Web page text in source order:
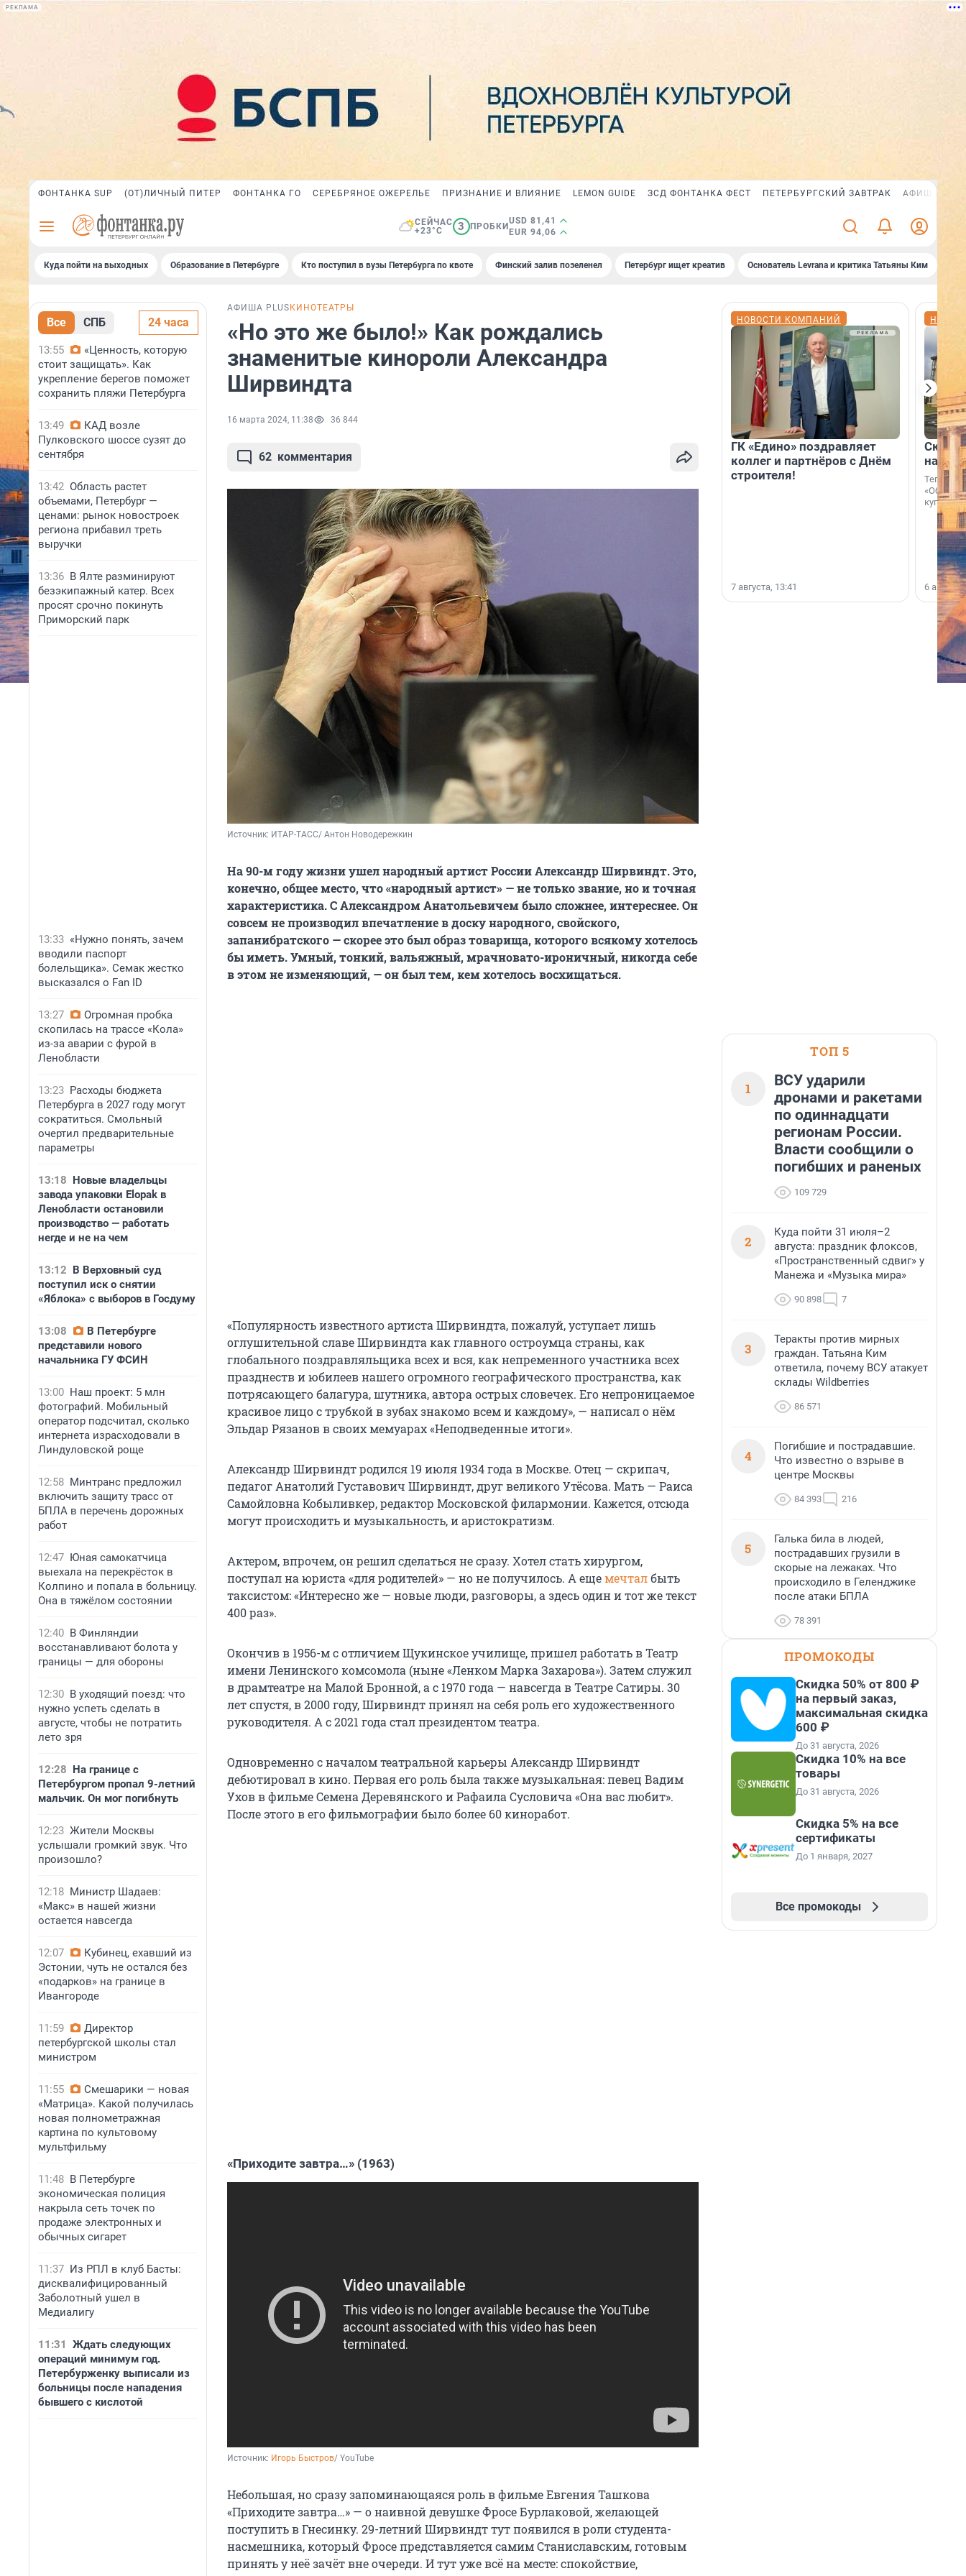
РЕКЛАМА
ФОНТАНКА SUP (ОТ)ЛИЧНЫЙ ПИТЕР ФОНТАНКА ГО СЕРЕБРЯНОЕ ОЖЕРЕЛЬЕ ПРИЗНАНИЕ И ВЛИЯНИЕ LEMON GUIDE ЗСД ФОНТАНКА ФЕСТ ПЕТЕРБУРГСКИЙ ЗАВТРАК АФИША PLUS
СЕЙЧАС
+23°C
3 ПРОБКИ
USD 81,41
EUR 94,06
Куда пойти на выходных Образование в Петербурге Кто поступил в вузы Петербурга по квоте Финский залив позеленел Петербург ищет креатив Основатель Levrana и критика Татьяны Ким
Все СПБ 24 часа
13:55
«Ценность, которую
стоит защищать». Как
укрепление берегов поможет
сохранить пляжи Петербурга
13:49
КАД возле
Пулковского шоссе сузят до
сентября
13:42 Область растет
объемами, Петербург —
ценами: рынок новостроек
региона прибавил треть
выручки
13:36 В Ялте разминируют
безэкипажный катер. Всех
просят срочно покинуть
Приморский парк
13:33 «Нужно понять, зачем
вводили паспорт
болельщика». Семак жестко
высказался о Fan ID
13:27
Огромная пробка
скопилась на трассе «Кола»
из-за аварии с фурой в
Ленобласти
13:23 Расходы бюджета
Петербурга в 2027 году могут
сократиться. Смольный
очертил предварительные
параметры
13:18 Новые владельцы
завода упаковки Elopak в
Ленобласти остановили
производство — работать
негде и не на чем
13:12 В Верховный суд
поступил иск о снятии
«Яблока» с выборов в Госдуму
13:08
В Петербурге
представили нового
начальника ГУ ФСИН
13:00 Наш проект: 5 млн
фотографий. Мобильный
оператор подсчитал, сколько
интернета израсходовали в
Линдуловской роще
12:58 Минтранс предложил
включить защиту трасс от
БПЛА в перечень дорожных
работ
12:47 Юная самокатчица
выехала на перекрёсток в
Колпино и попала в больницу.
Она в тяжёлом состоянии
12:40 В Финляндии
восстанавливают болота у
границы — для обороны
12:30 В уходящий поезд: что
нужно успеть сделать в
августе, чтобы не потратить
лето зря
12:28 На границе с
Петербургом пропал 9-летний
мальчик. Он мог погибнуть
12:23 Жители Москвы
услышали громкий звук. Что
произошло?
12:18 Министр Шадаев:
«Макс» в нашей жизни
остается навсегда
12:07
Кубинец, ехавший из
Эстонии, чуть не остался без
«подарков» на границе в
Ивангороде
11:59
Директор
петербургской школы стал
министром
11:55
Смешарики — новая
«Матрица». Какой получилась
новая полнометражная
картина по культовому
мультфильму
11:48 В Петербурге
экономическая полиция
накрыла сеть точек по
продаже электронных и
обычных сигарет
11:37 Из РПЛ в клуб Басты:
дисквалифицированный
Заболотный ушел в
Медиалигу
11:31
Ждать следующих
операций минимум год.
Петербурженку выписали из
больницы после нападения
бывшего с кислотой
АФИША PLUS КИНОТЕАТРЫ
«Но это же было!» Как рождались
знаменитые кинороли Александра
Ширвиндта
16 марта 2024, 11:38 36 844
62 комментария
Источник: ИТАР-ТАСС/ Антон Новодережкин
На 90-м году жизни ушел народный артист России Александр Ширвиндт. Это,
конечно, общее место, что «народный артист» — не только звание, но и точная
характеристика. С Александром Анатольевичем было сложнее, интереснее. Он
совсем не производил впечатление в доску народного, свойского,
запанибратского — скорее это был образ товарища, которого всякому хотелось
бы иметь. Умный, тонкий, вальяжный, мрачновато-ироничный, никогда себе
в этом не изменяющий, — он был тем, кем хотелось восхищаться.
«Популярность известного артиста Ширвиндта, пожалуй, уступает лишь
оглушительной славе Ширвиндта как главного остроумца страны, как
глобального поздравляльщика всех и вся, как непременного участника всех
празднеств и юбилеев нашего огромного географического пространства, как
потрясающего балагура, шутника, автора острых словечек. Его непроницаемое
красивое лицо с трубкой в зубах знакомо всем и каждому», — написал о нём
Эльдар Рязанов в своих мемуарах «Неподведенные итоги».
Александр Ширвиндт родился 19 июля 1934 года в Москве. Отец — скрипач,
педагог Анатолий Густавович Ширвиндт, друг великого Утёсова. Мать — Раиса
Самойловна Кобыливкер, редактор Московской филармонии. Кажется, отсюда
могут происходить и музыкальность, и аристократизм.
Актером, впрочем, он решил сделаться не сразу. Хотел стать хирургом,
поступал на юриста «для родителей» — но не получилось. А ещемечталбыть
таксистом: «Интересно же — новые люди, разговоры, а здесь один и тот же текст
400 раз».
Окончив в 1956-м с отличием Щукинское училище, пришел работать в Театр
имени Ленинского комсомола (ныне «Ленком Марка Захарова»). Затем служил
в драмтеатре на Малой Бронной, а с 1970 года — навсегда в Театре Сатиры. 30
лет спустя, в 2000 году, Ширвиндт принял на себя роль его художественного
руководителя. А с 2021 года стал президентом театра.
Одновременно с началом театральной карьеры Александр Ширвиндт
дебютировал в кино. Первая его роль была также музыкальная: певец Вадим
Ухов в фильме Семена Деревянского и Рафаила Сусловича «Она вас любит».
После этого в его фильмографии было более 60 киноработ.
«Приходите завтра…» (1963)
Источник: Игорь Быстров/ YouTube
Небольшая, но сразу запоминающаяся роль в фильме Евгения Ташкова
«Приходите завтра…» — о наивной девушке Фросе Бурлаковой, желающей
поступить в Гнесинку. 29-летний Ширвиндт тут появился в роли студента-
насмешника, который Фросе представляется самим Станиславским, готовым
принять у неё зачёт вне очереди. И тут уже всё на месте: спокойствие,
НОВОСТИ КОМПАНИЙ
ГК «Едино» поздравляет
коллег и партнёров с Днём
строителя!
7 августа, 13:41
на
Теперь
купить
6
ТОП 5
1
ВСУ ударили
дронами и ракетами
по одиннадцати
регионам России.
Власти сообщили о
погибших и раненых
109 729
2
Куда пойти 31 июля–2
августа: праздник флоксов,
«Пространственный сдвиг» у
Манежа и «Музыка мира»
90 898 7
3
Теракты против мирных
граждан. Татьяна Ким
ответила, почему ВСУ атакует
склады Wildberries
86 571
4
Погибшие и пострадавшие.
Что известно о взрыве в
центре Москвы
84 393 216
5
Галька била в людей,
пострадавших грузили в
скорые на лежаках. Что
происходило в Геленджике
после атаки БПЛА
78 391
ПРОМОКОДЫ
Скидка 50% от 800 ₽
на первый заказ,
максимальная скидка
600 ₽
До 31 августа, 2026
Скидка 10% на все
товары
До 31 августа, 2026
Скидка 5% на все
сертификаты
До 1 января, 2027
Все промокоды